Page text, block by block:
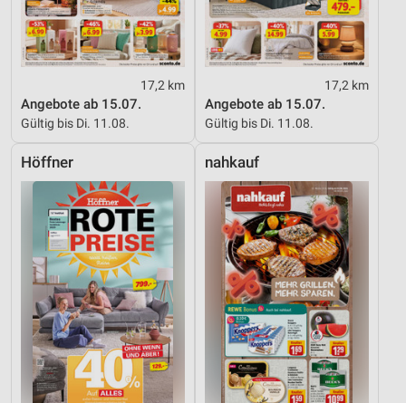
17,2 km
Angebote ab 15.07.
Gültig bis Di. 11.08.
17,2 km
Angebote ab 15.07.
Gültig bis Di. 11.08.
Höffner nahkauf